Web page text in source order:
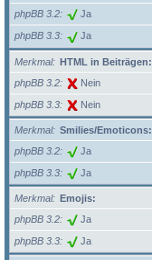
phpBB 3.2
Ja
phpBB 3.3 Ja
Merkmal
HTML in Beiträgen:
phpBB 3.2
Nein
phpBB 3.3 Nein
Merkmal
Smilies/Emoticons:
phpBB 3.2
Ja
phpBB 3.3 Ja
Merkmal
Emojis:
phpBB 3.2
Ja
phpBB 3.3 Ja